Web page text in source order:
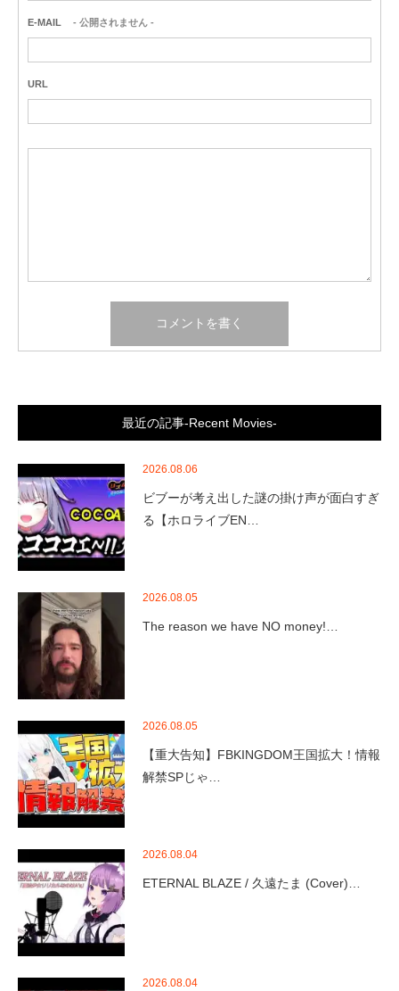
E-MAIL - 公開されません -
URL
最近の記事-Recent Movies-
2026.08.06
ビブーが考え出した謎の掛け声が面白すぎ
る【ホロライブEN…
2026.08.05
The reason we have NO money!…
2026.08.05
【重大告知】FBKINGDOM王国拡大！情報
解禁SPじゃ…
2026.08.04
ETERNAL BLAZE / 久遠たま (Cover)…
2026.08.04